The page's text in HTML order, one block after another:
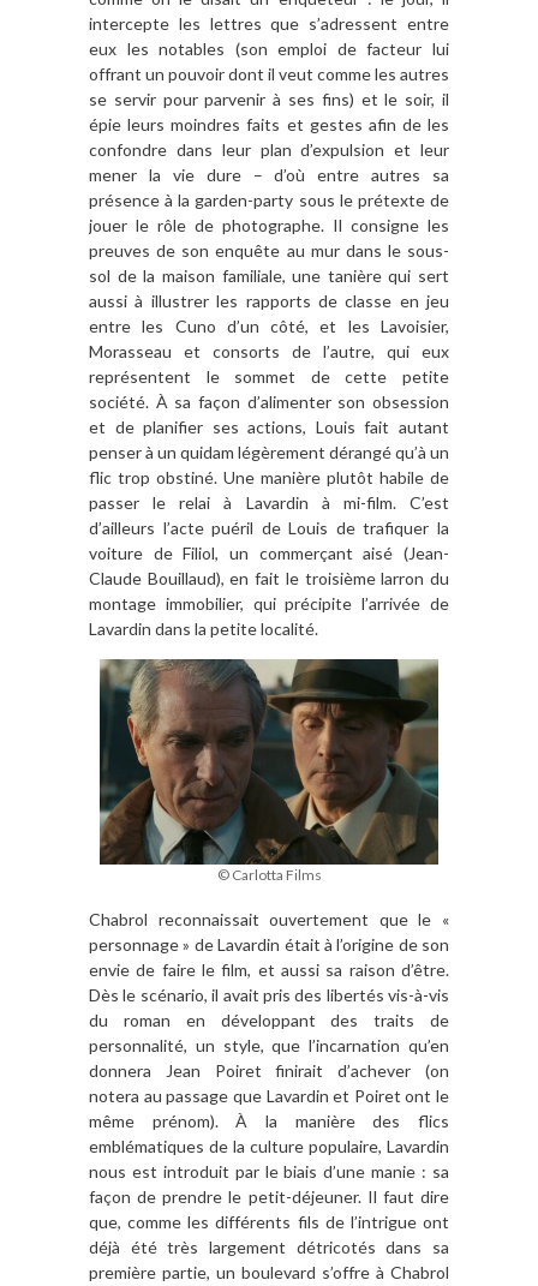
intercepte les lettres que s’adressent entre
eux les notables (son emploi de facteur lui
offrant un pouvoir dont il veut comme les autres
se servir pour parvenir à ses fins) et le soir, il
épie leurs moindres faits et gestes afin de les
confondre dans leur plan d’expulsion et leur
mener la vie dure – d’où entre autres sa
présence à la garden-party sous le prétexte de
jouer le rôle de photographe. Il consigne les
preuves de son enquête au mur dans le sous-
sol de la maison familiale, une tanière qui sert
aussi à illustrer les rapports de classe en jeu
entre les Cuno d’un côté, et les Lavoisier,
Morasseau et consorts de l’autre, qui eux
représentent le sommet de cette petite
société. À sa façon d’alimenter son obsession
et de planifier ses actions, Louis fait autant
penser à un quidam légèrement dérangé qu’à un
flic trop obstiné. Une manière plutôt habile de
passer le relai à Lavardin à mi-film. C’est
d’ailleurs l’acte puéril de Louis de trafiquer la
voiture de Filiol, un commerçant aisé (Jean-
Claude Bouillaud), en fait le troisième larron du
montage immobilier, qui précipite l’arrivée de
Lavardin dans la petite localité.
© Carlotta Films
Chabrol reconnaissait ouvertement que le «
personnage » de Lavardin était à l’origine de son
envie de faire le film, et aussi sa raison d’être.
Dès le scénario, il avait pris des libertés vis-à-vis
du roman en développant des traits de
personnalité, un style, que l’incarnation qu’en
donnera Jean Poiret finirait d’achever (on
notera au passage que Lavardin et Poiret ont le
même prénom). À la manière des flics
emblématiques de la culture populaire, Lavardin
nous est introduit par le biais d’une manie : sa
façon de prendre le petit-déjeuner. Il faut dire
que, comme les différents fils de l’intrigue ont
déjà été très largement détricotés dans sa
première partie, un boulevard s’offre à Chabrol